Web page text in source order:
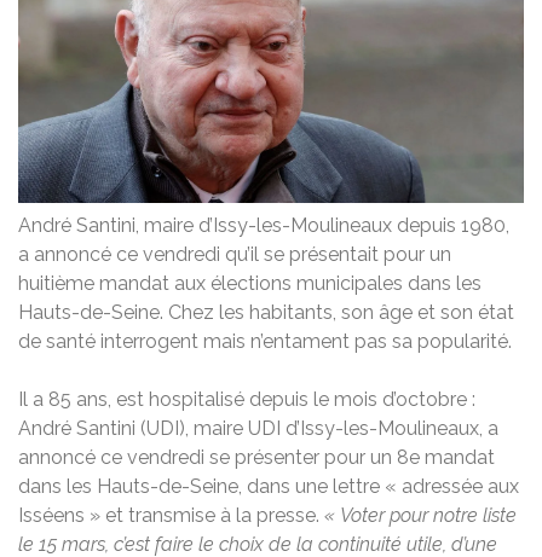
André Santini, maire d’Issy-les-Moulineaux depuis 1980,
a annoncé ce vendredi qu’il se présentait pour un
huitième mandat aux élections municipales dans les
Hauts-de-Seine. Chez les habitants, son âge et son état
de santé interrogent mais n’entament pas sa popularité.
Il a 85 ans, est hospitalisé depuis le mois d’octobre :
André Santini (UDI), maire UDI d’Issy-les-Moulineaux, a
annoncé ce vendredi se présenter pour un 8e mandat
dans les Hauts-de-Seine, dans une lettre « adressée aux
Isséens » et transmise à la presse. « Voter pour notre liste
le 15 mars, c’est faire le choix de la continuité utile, d’une